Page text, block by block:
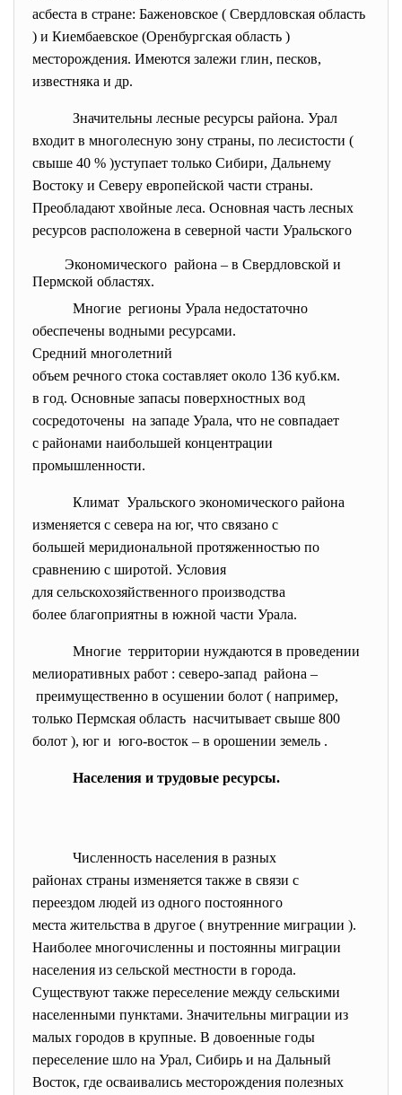
асбеста в стране: Баженовское ( Свердловская область
) и Киембаевское (Оренбургская область )
месторождения. Имеются залежи глин, песков,
известняка и др.
Значительны лесные ресурсы района. Урал
входит в многолесную зону страны, по лесистости (
свыше 40 % )уступает только Сибири, Дальнему
Востоку и Северу европейской части страны.
Преобладают хвойные леса. Основная часть лесных
ресурсов расположена в северной части Уральского
Экономического района – в Свердловской и
Пермской областях.
Многие регионы Урала недостаточно
обеспечены водными ресурсами.
Средний многолетний
объем речного стока составляет около 136 куб.км.
в год. Основные запасы поверхностных вод
сосредоточены на западе Урала, что не совпадает
с районами наибольшей концентрации
промышленности.
Климат Уральского экономического района
изменяется с севера на юг, что связано с
большей меридиональной протяженностью по
сравнению с широтой. Условия
для сельскохозяйственного производства
более благоприятны в южной части Урала.
Многие территории нуждаются в проведении
мелиоративных работ : северо-запад района –
преимущественно в осушении болот ( например,
только Пермская область насчитывает свыше 800
болот ), юг и юго-восток – в орошении земель .
Населения и трудовые ресурсы.
Численность населения в разных
районах страны изменяется также в связи с
переездом людей из одного постоянного
места жительства в другое ( внутренние миграции ).
Наиболее многочисленны и постоянны миграции
населения из сельской местности в города.
Существуют также переселение между сельскими
населенными пунктами. Значительны миграции из
малых городов в крупные. В довоенные годы
переселение шло на Урал, Сибирь и на Дальный
Восток, где осваивались месторождения полезных